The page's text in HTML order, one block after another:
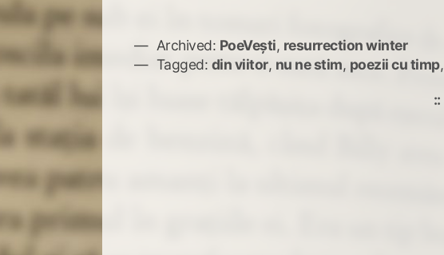
Archived: PoeVești, resurrection winter
Tagged: din viitor, nu ne stim, poezii cu timp,